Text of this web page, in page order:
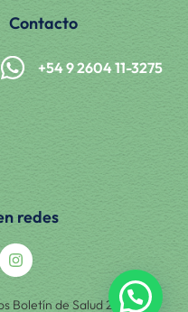
Contacto
+54 9 2604 11-3275
redes
Boletín de Salud 2025